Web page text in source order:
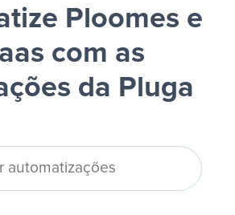
Ploomes e
com as
da Pluga